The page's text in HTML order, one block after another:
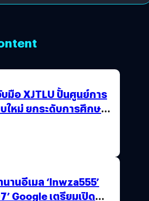
มือ XJTLU ปั้นศูนย์การ
ใหม่ ยกระดับการศึกษา
านอีเมล ‘lnwza555’
Google เตรียมเปิด